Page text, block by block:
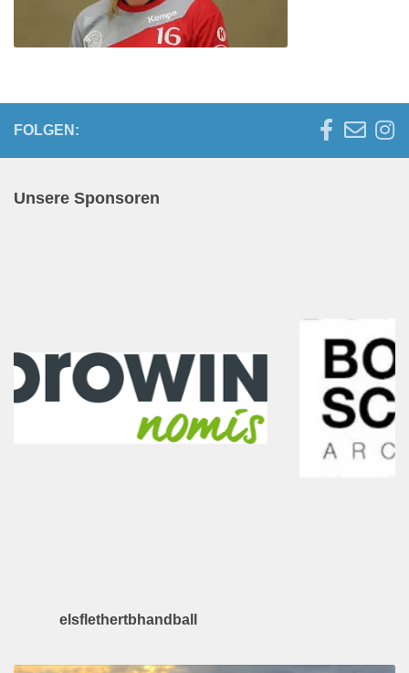
FOLGEN:
Unsere Sponsoren
elsflethertbhandball